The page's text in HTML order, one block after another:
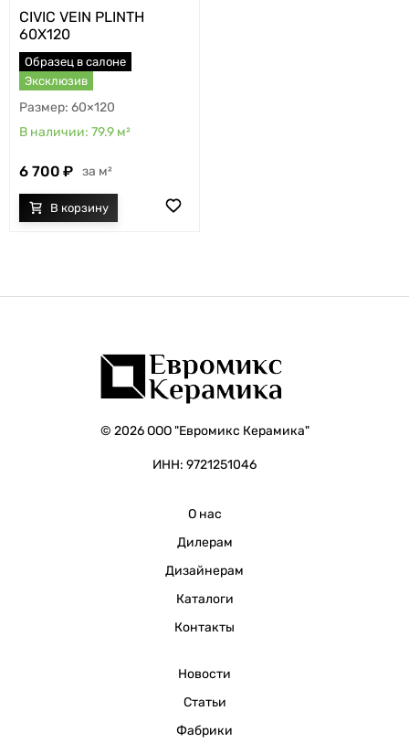
CIVIC VEIN PLINTH
60X120
Образец в салоне
Эксклюзив
60×120
79.9 м²
6 700 м²
© 2026 ООО "Евромикс Керамика"
ИНН: 9721251046
О нас
Дилерам
Дизайнерам
Каталоги
Контакты
Новости
Статьи
Фабрики